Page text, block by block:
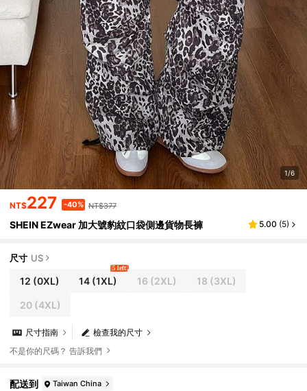
1/6
NT$227 -40% NT$377
SHEIN EZwear 加大號豹紋口袋側邊貨物長褲 5.00 (5)
尺寸 US
12 (0XL) 14 (1XL)
5 left
16 (2XL) 18 (3XL)
20(4XL)
檢查我的尺寸
尺寸指南
不是你的尺碼？ 告訴我們
配送到 Taiwan China